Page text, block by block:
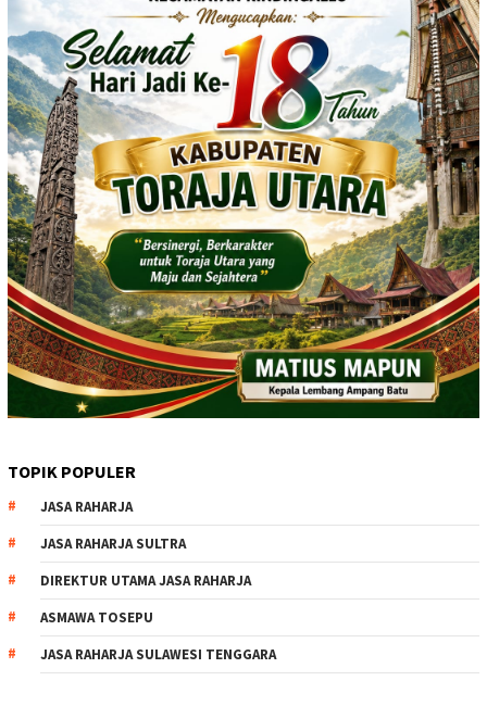
TOPIK POPULER
JASA RAHARJA
JASA RAHARJA SULTRA
DIREKTUR UTAMA JASA RAHARJA
ASMAWA TOSEPU
JASA RAHARJA SULAWESI TENGGARA